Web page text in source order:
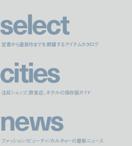
select
定番から最新作までを網羅するアイテムカタログ
cities
注目ショップ、飲食店、ホテルの保存版ガイド
news
ファッション/ビューティ/カルチャーの最新ニュース